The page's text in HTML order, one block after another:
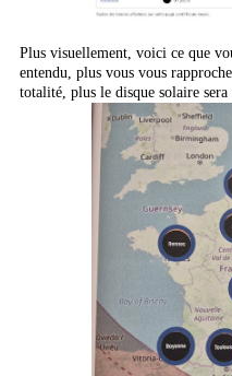
Plus visuellement, voici ce que
entendu, plus vous vous
totalité, plus le disque solaire sera